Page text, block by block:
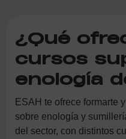
¿Qué
cursos
enología
ESAH te ofrece formarte
sobre enología y
del sector, con distintos